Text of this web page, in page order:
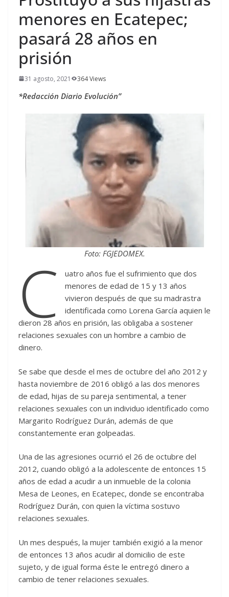
menores en Ecatepec;
pasará 28 años en
prisión
31 agosto, 2021 364 Views
*Redacción Diario Evolución”
Foto: FGJEDOMEX.
C
uatro años fue el sufrimiento que dos
menores de edad de 15 y 13 años
vivieron después de que su madrastra
identificada como Lorena García aquien le
dieron 28 años en prisión, las obligaba a sostener
relaciones sexuales con un hombre a cambio de
dinero.
Se sabe que desde el mes de octubre del año 2012 y
hasta noviembre de 2016 obligó a las dos menores
de edad, hijas de su pareja sentimental, a tener
relaciones sexuales con un individuo identificado como
Margarito Rodríguez Durán, además de que
constantemente eran golpeadas.
Una de las agresiones ocurrió el 26 de octubre del
2012, cuando obligó a la adolescente de entonces 15
años de edad a acudir a un inmueble de la colonia
Mesa de Leones, en Ecatepec, donde se encontraba
Rodríguez Durán, con quien la víctima sostuvo
relaciones sexuales.
Un mes después, la mujer también exigió a la menor
de entonces 13 años acudir al domicilio de este
sujeto, y de igual forma éste le entregó dinero a
cambio de tener relaciones sexuales.